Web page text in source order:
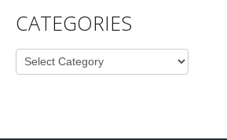
CATEGORIES
Categories